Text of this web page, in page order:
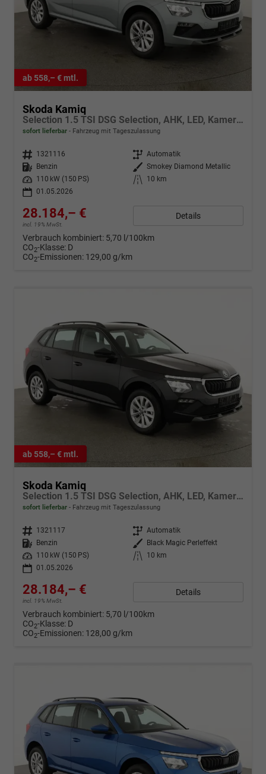
ab 558,– € mtl.
Skoda Kamiq
Selection 1.5 TSI DSG Selection, AHK, LED, Kamera, Ladeboden, Winter, 16-Zoll
sofort lieferbar Fahrzeug mit Tageszulassung
Fahrzeugnr. 1321116 Getriebe Automatik
Kraftstoff
Benzin Außenfarbe Smokey Diamond Metallic
Leistung
110 kW (150 PS) Kilometerstand
10 km
01.05.2026
28.184,– €
incl. 19% MwSt.
Details
Verbrauch kombiniert: 5,70 l/100km
CO2-Klasse: D
CO2-Emissionen: 129,00 g/km
ab 558,– € mtl.
Skoda Kamiq
Selection 1.5 TSI DSG Selection, AHK, LED, Kamera, Ladeboden, Winter, 16-Zoll
sofort lieferbar Fahrzeug mit Tageszulassung
Fahrzeugnr. 1321117 Getriebe Automatik
Kraftstoff
Benzin Außenfarbe
Black Magic Perleffekt
Leistung
110 kW (150 PS) Kilometerstand
10 km
01.05.2026
28.184,– €
incl. 19% MwSt.
Details
Verbrauch kombiniert: 5,70 l/100km
CO2-Klasse: D
CO2-Emissionen: 128,00 g/km